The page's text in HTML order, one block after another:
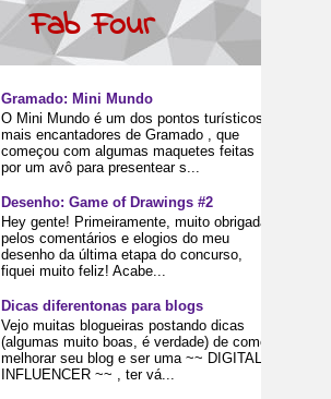
Fab Four
Gramado: Mini Mundo
O Mini Mundo é um dos pontos turísticos
mais encantadores de Gramado , que
começou com algumas maquetes feitas
por um avô para presentear s...
Desenho: Game of Drawings #2
Hey gente! Primeiramente, muito obrigada
pelos comentários e elogios do meu
desenho da última etapa do concurso,
fiquei muito feliz! Acabe...
Dicas diferentonas para blogs
Vejo muitas blogueiras postando dicas
(algumas muito boas, é verdade) de como
melhorar seu blog e ser uma ~~ DIGITAL
INFLUENCER ~~ , ter vá...